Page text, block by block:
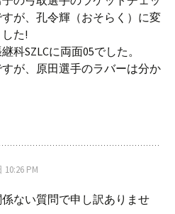
が、孔令輝（おそらく）に変
た!
科SZLCに両面05でした。
が、原田選手のラバーは分か
10:26 PM
ない質問で申し訳ありませ